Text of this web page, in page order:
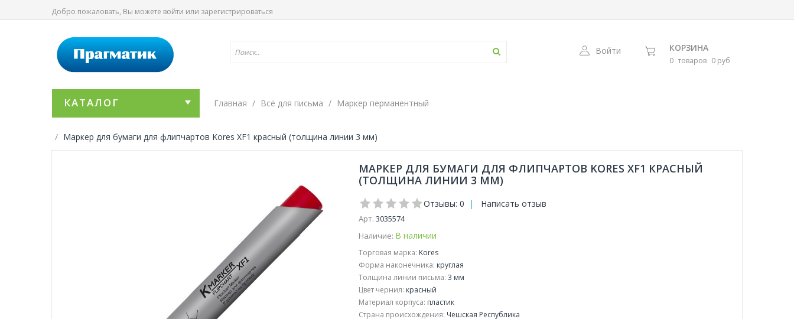
Добро пожаловать, Вы можете войти или зарегистрироваться
Войти КОРЗИНА
0 товаров 0 руб
КАТАЛОГ Главная Всё для письма Маркер перманентный
Маркер для бумаги для флипчартов Kores XF1 красный (толщина линии 3 мм)
МАРКЕР ДЛЯ БУМАГИ ДЛЯ ФЛИПЧАРТОВ KORES XF1 КРАСНЫЙ
(ТОЛЩИНА ЛИНИИ 3 ММ)
Отзывы: 0 | Написать отзыв
Арт. 3035574
Наличие: В наличии
Торговая марка: Kores
Форма наконечника: круглая
Толщина линии письма: 3 мм
Цвет чернил: красный
Материал корпуса: пластик
Страна происхождения: Чешская Республика